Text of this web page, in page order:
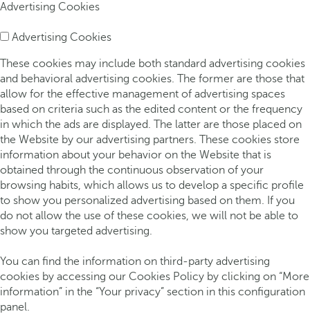
Advertising Cookies
Advertising Cookies
These cookies may include both standard advertising cookies
and behavioral advertising cookies. The former are those that
allow for the effective management of advertising spaces
based on criteria such as the edited content or the frequency
in which the ads are displayed. The latter are those placed on
the Website by our advertising partners. These cookies store
information about your behavior on the Website that is
obtained through the continuous observation of your
browsing habits, which allows us to develop a specific profile
to show you personalized advertising based on them. If you
do not allow the use of these cookies, we will not be able to
show you targeted advertising.
You can find the information on third-party advertising
cookies by accessing our Cookies Policy by clicking on “More
information” in the “Your privacy” section in this configuration
panel.